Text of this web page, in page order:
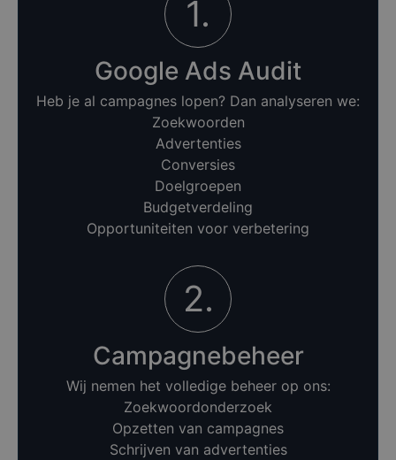
1.
Google Ads Audit
Heb je al campagnes lopen? Dan analyseren we:
Zoekwoorden
Advertenties
Conversies
Doelgroepen
Budgetverdeling
Opportuniteiten voor verbetering
2.
Campagnebeheer
Wij nemen het volledige beheer op ons:
Zoekwoordonderzoek
Opzetten van campagnes
Schrijven van advertenties